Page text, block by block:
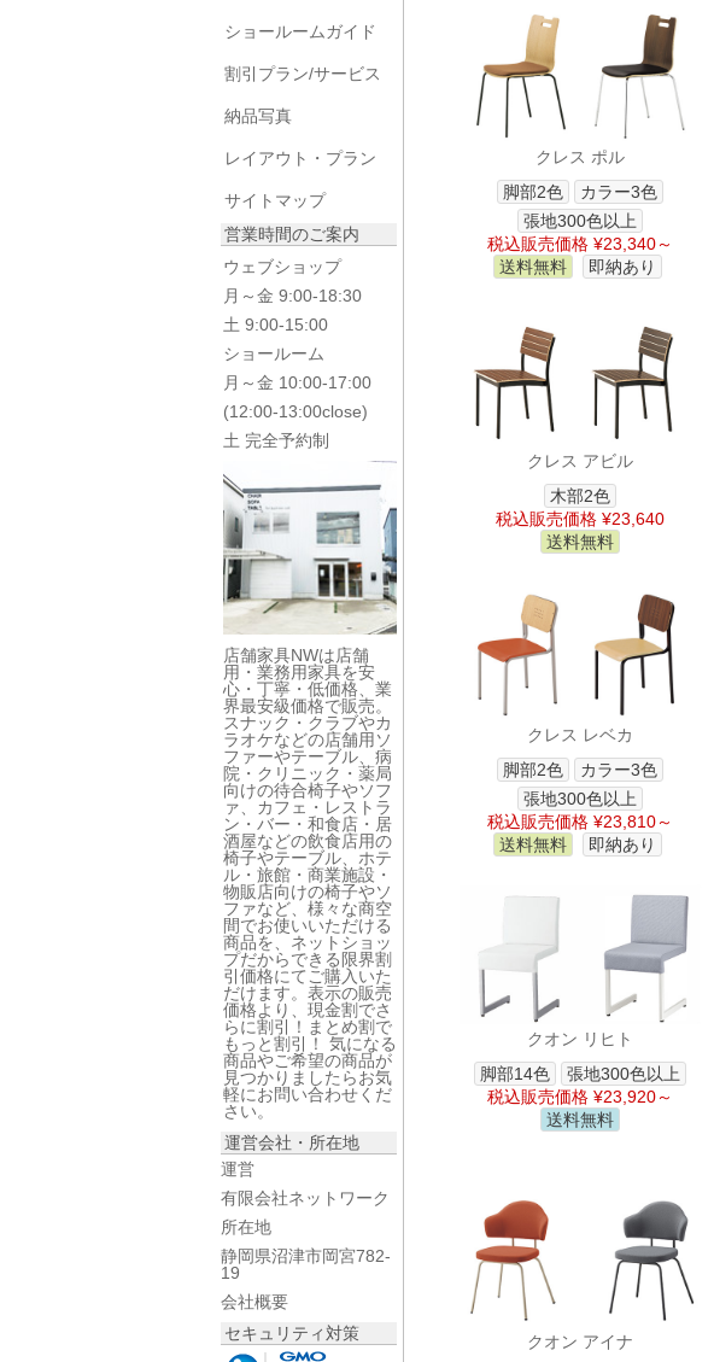
ショールームガイド
割引プラン/サービス
納品写真
レイアウト・プラン
サイトマップ
営業時間のご案内
ウェブショップ
月～金 9:00-18:30
土 9:00-15:00
ショールーム
月～金 10:00-17:00
(12:00-13:00close)
土 完全予約制
店舗家具NWは店舗
用・業務用家具を安
心・丁寧・低価格、業
界最安級価格で販売。
スナック・クラブやカ
ラオケなどの店舗用ソ
ファーやテーブル、病
院・クリニック・薬局
向けの待合椅子やソフ
ァ、カフェ・レストラ
ン・バー・和食店・居
酒屋などの飲食店用の
椅子やテーブル、ホテ
ル・旅館・商業施設・
物販店向けの椅子やソ
ファなど、様々な商空
間でお使いいただける
商品を、ネットショッ
プだからできる限界割
引価格にてご購入いた
だけます。表示の販売
価格より、現金割でさ
らに割引！まとめ割で
もっと割引！ 気になる
商品やご希望の商品が
見つかりましたらお気
軽にお問い合わせくだ
さい。
運営会社・所在地
運営
有限会社ネットワーク
所在地
静岡県沼津市岡宮782-
19
会社概要
セキュリティ対策
クレス ポル
脚部2色
カラー3色
張地300色以上
税込販売価格 ¥23,340～
送料無料
即納あり
クレス アビル
木部2色
税込販売価格 ¥23,640
送料無料
クレス レベカ
脚部2色
カラー3色
張地300色以上
税込販売価格 ¥23,810～
送料無料
即納あり
クオン リヒト
脚部14色
張地300色以上
税込販売価格 ¥23,920～
送料無料
クオン アイナ